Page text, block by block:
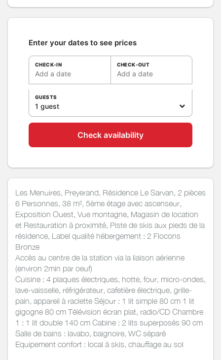
Enter your dates to see prices
CHECK-IN
Add a date
CHECK-OUT
Add a date
GUESTS
1 guest
Check availability
Les Menuires, Preyerand, Résidence Le Sarvan, 2 pièces
6 Personnes, 38 m², 5ème étage avec ascenseur,
Exposition Ouest, Vue montagne, Magasin de location
et Restauration à proximité, Piste de skis aux pieds de la
résidence, Label qualité hébergement : 2 Flocons
Bronze
Accès au centre de la station via la liaison aérienne
(environ 2min par oeuf)
Cuisine : 4 plaques électriques, hotte, four, micro-ondes,
lave-vaisselle, réfrigérateur, cafetière électrique, grille-
pain, appareil à raclette Séjour : 1 lit simple 80 cm 1 lit
gigogne 80 cm Télévision écran plat, radio/CD Chambre
1 : 1 lit double 140 cm Cabine : 2 lits superposés 90 cm
Salle de bains : lavabo, baignoire, WC séparé
Equipement confort : local à skis, chauffage au sol